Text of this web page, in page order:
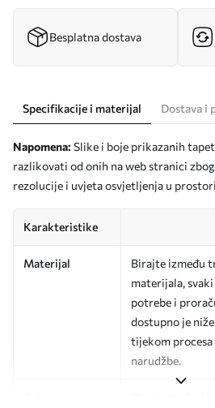
Besplatna dostava
Specifikacije i materijal Dostava i
Napomena: Slike i boje prikazanih
razlikovati od onih na web stranici
rezolucije i uvjeta osvjetljenja u
Karakteristike
Materijal
Birajte između
materijala,
potrebe i
dostupno je
tijekom
narudžbe.